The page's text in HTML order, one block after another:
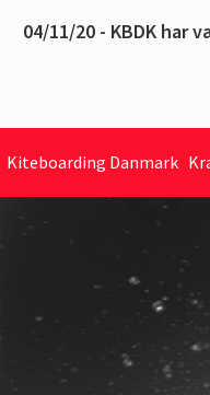
Kiteboarding Danmark